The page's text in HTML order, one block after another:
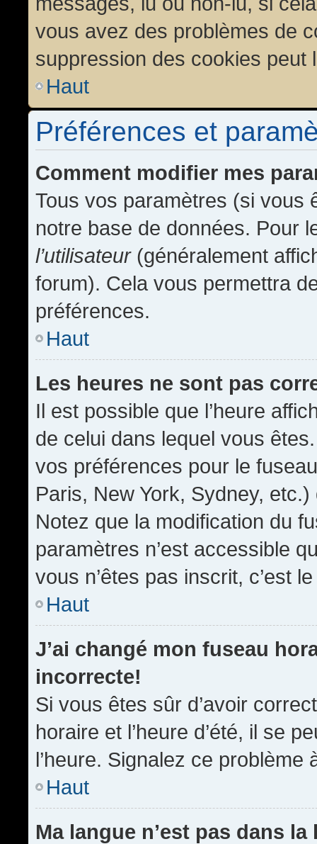
vous avez des problèmes de
suppression des cookies peut
Haut
Préférences et
Comment modifier mes
Tous vos paramètres (si vous
notre base de données. Pour
l’utilisateur(généralement
forum). Cela vous permettra
préférences.
Haut
Les heures ne sont pas
Il est possible que l’heure
de celui dans lequel vous
vos préférences pour le
Paris, New York, Sydney,
Notez que la modification du
paramètres n’est accessible
vous n’êtes pas inscrit, c’est
Haut
J’ai changé mon fuseau
incorrecte!
Si vous êtes sûr d’avoir
horaire et l’heure d’été, il se
l’heure. Signalez ce problème
Haut
Ma langue n’est pas dans la